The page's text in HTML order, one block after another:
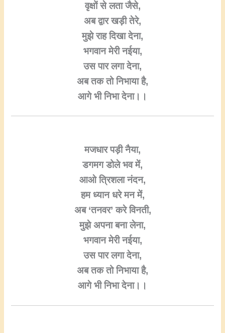
वृक्षों से लता जैसे,
अब द्वार खड़ी तेरे,
मुझे राह दिखा देना,
भगवान मेरी नईया,
उस पार लगा देना,
अब तक तो निभाया है,
आगे भी निभा देना।।
मजधार पड़ी नैया,
डगमग डोले भव में,
आओ त्रिशला नंदन,
हम ध्यान धरे मन में,
अब ‘तनवर’ करे विनती,
मुझे अपना बना लेना,
भगवान मेरी नईया,
उस पार लगा देना,
अब तक तो निभाया है,
आगे भी निभा देना।।